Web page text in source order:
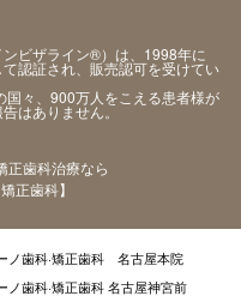
ビザライン®）は、1998年に
認証され、販売認可を受けてい
々、900万人をこえる患者様が
はありません。
正歯科治療なら
正歯科】
ノ歯科·矯正歯科 名古屋本院
ノ歯科·矯正歯科 名古屋神宮前